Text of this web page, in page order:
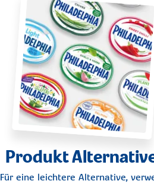
Produkt
Für eine leichtere Alternative,